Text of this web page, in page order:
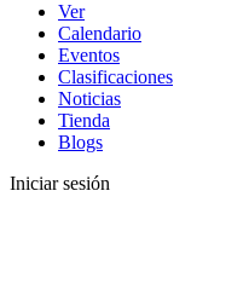
Ver
Calendario
Eventos
Clasificaciones
Noticias
Tienda
Blogs
Iniciar sesión